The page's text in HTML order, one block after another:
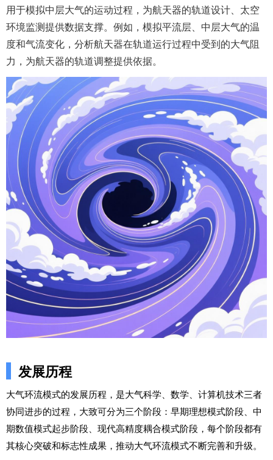
用于模拟中层大气的运动过程，为航天器的轨道设计、太空
环境监测提供数据支撑。例如，模拟平流层、中层大气的温
度和气流变化，分析航天器在轨道运行过程中受到的大气阻
力，为航天器的轨道调整提供依据。
发展历程
大气环流模式的发展历程，是大气科学、数学、计算机技术三者
协同进步的过程，大致可分为三个阶段：早期理想模式阶段、中
期数值模式起步阶段、现代高精度耦合模式阶段，每个阶段都有
其核心突破和标志性成果，推动大气环流模式不断完善和升级。